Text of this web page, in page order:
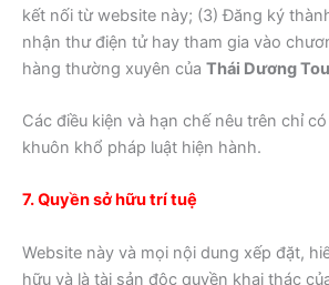
kết nối từ website này; (3) Đăng ký
nhận thư điện tử hay tham gia vào
hàng thường xuyên của Thái Dương
Các điều kiện và hạn chế nêu trên chỉ
khuôn khổ pháp luật hiện hành.
7. Quyền sở hữu trí tuệ
Website này và mọi nội dung xếp đặt,
hữu và là tài sản độc quyền khai thác